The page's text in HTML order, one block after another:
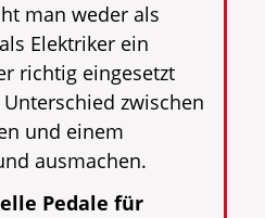
man weder als
Elektriker ein
richtig eingesetzt
zwischen
und einem
ausmachen.
Pedale für